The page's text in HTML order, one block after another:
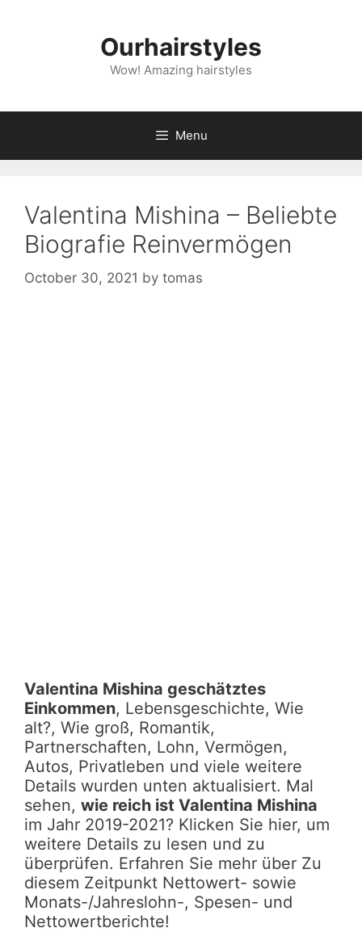
Ourhairstyles
Wow! Amazing hairstyles
Menu
Valentina Mishina – Beliebte
Biografie Reinvermögen
October 30, 2021 by tomas
Valentina Mishina geschätztes
Einkommen, Lebensgeschichte, Wie
alt?, Wie groß, Romantik,
Partnerschaften, Lohn, Vermögen,
Autos, Privatleben und viele weitere
Details wurden unten aktualisiert. Mal
sehen, wie reich ist Valentina Mishina
im Jahr 2019-2021? Klicken Sie hier, um
weitere Details zu lesen und zu
überprüfen. Erfahren Sie mehr über Zu
diesem Zeitpunkt Nettowert- sowie
Monats-/Jahreslohn-, Spesen- und
Nettowertberichte!